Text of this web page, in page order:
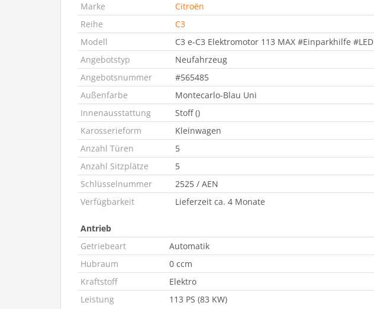
Marke
Citroën
Reihe
C3
Modell
C3 e-C3 Elektromotor 113 MAX #Einparkhilfe #LED
Angebotstyp
Neufahrzeug
Angebotsnummer
#565485
Außenfarbe
Montecarlo-Blau Uni
Innenausstattung
Stoff ()
Karosserieform
Kleinwagen
Anzahl Türen
5
Anzahl Sitzplätze
5
Schlüsselnummer
2525 / AEN
Verfügbarkeit
Lieferzeit ca. 4 Monate
Antrieb
Getriebeart
Automatik
Hubraum
0 ccm
Kraftstoff
Elektro
Leistung
113 PS (83 KW)